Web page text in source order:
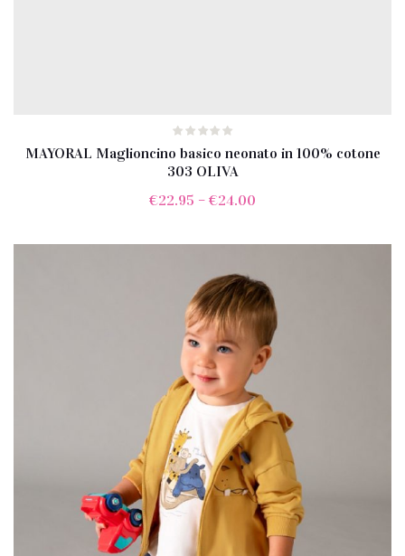
MAYORAL Maglioncino basico neonato in 100% cotone
303 OLIVA
€22.95 – €24.00